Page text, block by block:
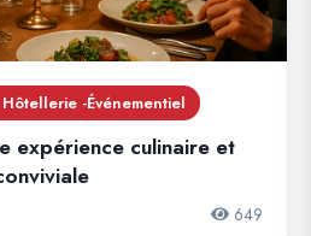
-Événementiel
expérience culinaire et
649